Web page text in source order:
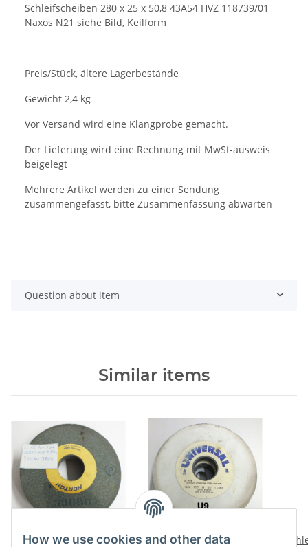
Schleifscheiben 280 x 25 x 50,8 43A54 HVZ 118739/01
Naxos N21 siehe Bild, Keilform
Preis/Stück, ältere Lagerbestände
Gewicht 2,4 kg
Vor Versand wird eine Klangprobe gemacht.
Der Lieferung wird eine Rechnung mit MwSt-ausweis
beigelegt
Mehrere Artikel werden zu einer Sendung
zusammengefasst, bitte Zusammenfassung abwarten
Question about item
Similar items
1 St. Schleifscheibe Schleifscheibe Universal
How we use cookies and other data